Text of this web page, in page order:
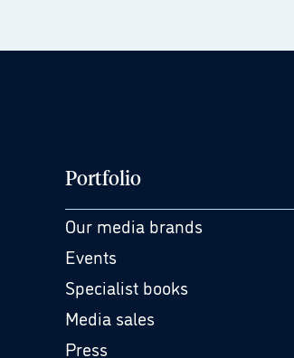
Portfolio
Our media brands
Events
Specialist books
Media sales
Press